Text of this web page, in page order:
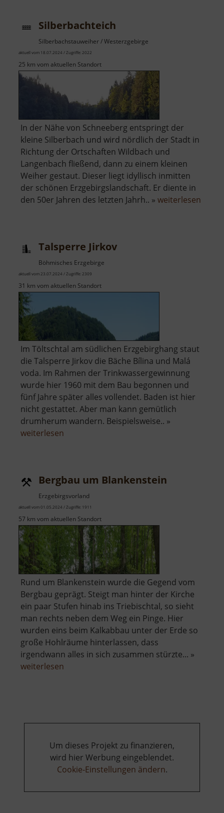
Silberbachteich
Silberbachstauweiher / Westerzgebirge
aktuell vom 18.07.2024 / Zugriffe: 2022
25 km vom aktuellen Standort
In der Nähe von Schneeberg entspringt der
kleine Silberbach und wird nördlich der Stadt in
Richtung der Ortschaften Wildbach und
Langenbach fließend, dann zu einem kleinen
Weiher gestaut. Dieser liegt idyllisch inmitten
der schönen Erzgebirgslandschaft. Er diente in
den 50er Jahren des letzten Jahrh.. » weiterlesen
Talsperre Jirkov
Böhmisches Erzgebirge
aktuell vom 23.07.2024 / Zugriffe: 2309
31 km vom aktuellen Standort
Im Töltschtal am südlichen Erzgebirghang staut
die Talsperre Jirkov die Bäche Bílina und Malá
voda. Im Rahmen der Trinkwassergewinnung
wurde hier 1960 mit dem Bau begonnen und
fünf Jahre später alles vollendet. Baden ist hier
nicht gestattet. Aber man kann gemütlich
drumherum wandern. Beispielsweise.. »
weiterlesen
Bergbau um Blankenstein
Erzgebirgsvorland
aktuell vom 01.05.2024 / Zugriffe: 1911
57 km vom aktuellen Standort
Rund um Blankenstein wurde die Gegend vom
Bergbau geprägt. Steigt man hinter der Kirche
ein paar Stufen hinab ins Triebischtal, so sieht
man rechts neben dem Weg ein Pinge. Hier
wurden eins beim Kalkabbau unter der Erde so
große Hohlräume hinterlassen, dass
irgendwann alles in sich zusammen stürzte... »
weiterlesen
Um dieses Projekt zu finanzieren,
wird hier Werbung eingeblendet.
Cookie-Einstellungen ändern.